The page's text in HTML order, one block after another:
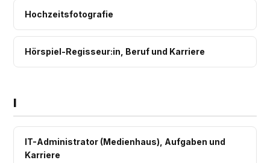
Hochzeitsfotografie
Hörspiel-Regisseur:in, Beruf und Karriere
I
IT-Administrator (Medienhaus), Aufgaben und
Karriere